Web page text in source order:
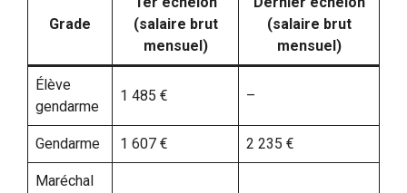
Grade
(salaire brut
mensuel)
(salaire brut
mensuel)
Élève
gendarme
1 485 € –
Gendarme 1 607 € 2 235 €
Maréchal